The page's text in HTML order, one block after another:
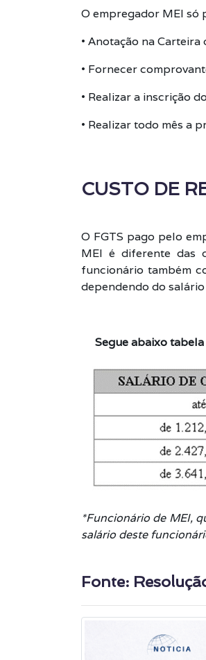
O empregador MEI só
• Anotação na
• Fornecer
• Realizar a inscrição
• Realizar todo mês a
CUSTO DE
O FGTS pago pelo
MEI é diferente das
funcionário também
dependendo do
Segue abaixo tabela
*Funcionário de MEI,
salário deste
Fonte: